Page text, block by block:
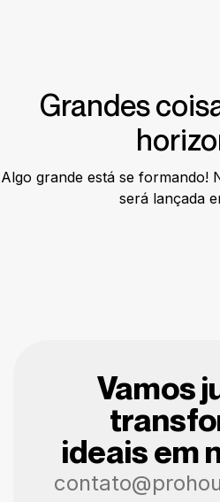
Grandes
Algo grande está se formando!
será lançada
Vamos
ideais em